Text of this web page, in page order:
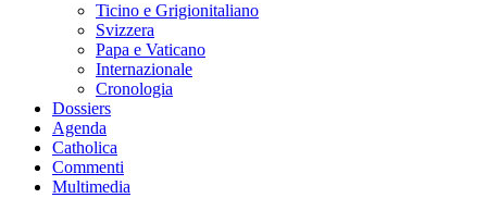
Ticino e Grigionitaliano
Svizzera
Papa e Vaticano
Internazionale
Cronologia
Dossiers
Agenda
Catholica
Commenti
Multimedia